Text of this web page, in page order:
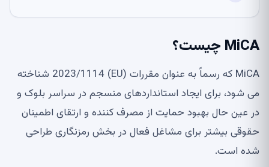
MiCA چیست؟
MiCA که رسماً به عنوان مقررات (EU) 2023/1114 شناخته
می شود، برای ایجاد استانداردهای منسجم در سراسر بلوک و
در عین حال بهبود حمایت از مصرف کننده و ارتقای اطمینان
حقوقی بیشتر برای مشاغل فعال در بخش رمزنگاری طراحی
شده است.